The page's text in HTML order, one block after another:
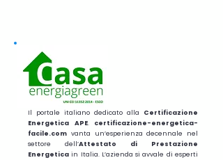
Il portale italiano dedicato alla Certificazione
Energetica APE. certificazione-energetica-
facile.com vanta un’esperienza decennale nel
settore dell’Attestato di Prestazione
Energetica in Italia. L’azienda si avvale di esperti